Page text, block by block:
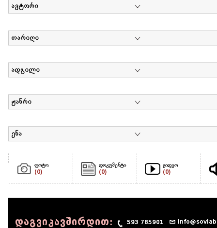
ავტორი
თარიღი
ადგილი
ჟანრი
ენა
ფოტო
(0)
დოკუმენტი
(0)
ვიდეო
(0)
დაგვიკავშირდით: 593 785901